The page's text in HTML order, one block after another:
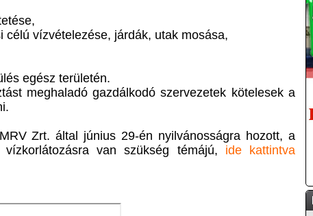
vízvételezése, járdák, utak mosása,
egész területén.
meghaladó gazdálkodó szervezetek kötelesek a
Zrt. által június 29-én nyilvánosságra hozott, a
van szükség témájú, ide kattintva